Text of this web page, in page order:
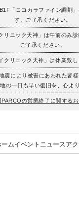
「ココカラファイン調剤
す。ご了承ください。
ニック天神」は午前のみ診
ご了承ください。
リニック天神」は休業致し
震により被害にあわれた皆
の一日も早い復旧を、心よ
PARCOの営業終了に関する
ームイベント ニュース ア
セス
プアップ
フェ